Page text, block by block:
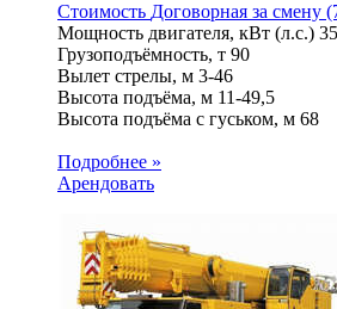
Стоимость Договорная за смену
Мощность двигателя, кВт (л.с.)
Грузоподъёмность, т 90
Вылет стрелы, м 3-46
Высота подъёма, м 11-49,5
Высота подъёма с гуськом, м 68
Подробнее »
Арендовать